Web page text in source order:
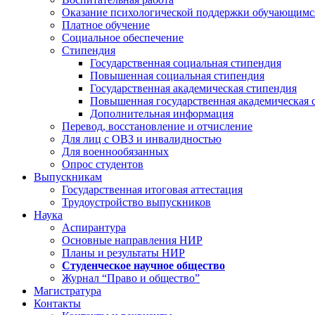
Оказание психологической поддержки
Платное обучение
Социальное обеспечение
Стипендия
Государственная социальная стипендия
Повышенная социальная стипендия
Государственная академическая стипендия
Повышенная государственная академическая
Дополнительная информация
Перевод, восстановление и отчисление
Для лиц с ОВЗ и инвалидностью
Для военнообязанных
Опрос студентов
Выпускникам
Государственная итоговая аттестация
Трудоустройство выпускников
Наука
Аспирантура
Основные направления НИР
Планы и результаты НИР
Студенческое научное общество
Журнал “Право и общество”
Магистратура
Контакты